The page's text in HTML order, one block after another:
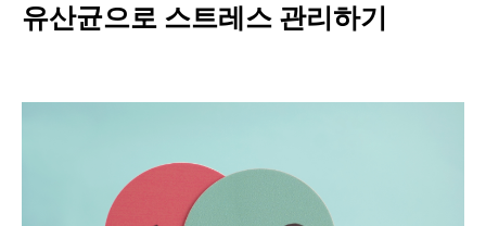
유산균으로 스트레스 관리하기